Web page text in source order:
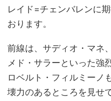
レイド=チェンバレンに
おります。
前線は、サディオ・マネ
メド・サラーといった強
ロベルト・フィルミーノ
壊力のあるところを見せ